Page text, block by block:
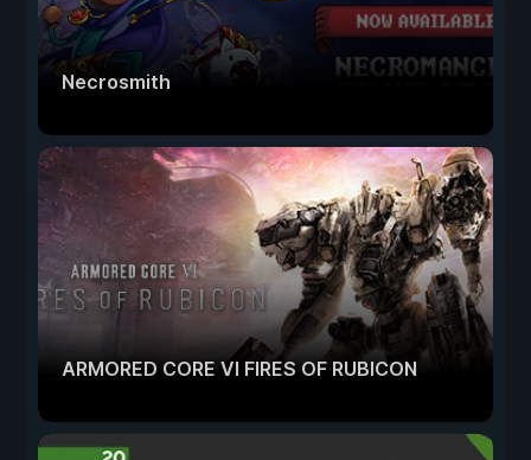
Necrosmith
ARMORED CORE VI FIRES OF RUBICON